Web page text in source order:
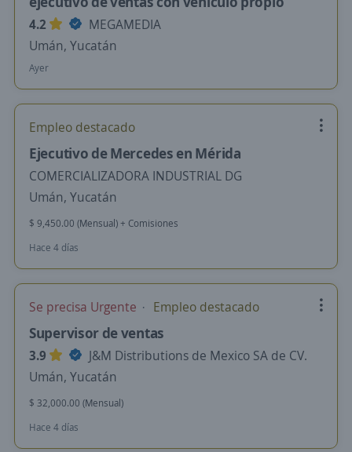
4.2
MEGAMEDIA
Umán, Yucatán
Ayer
Empleo destacado
Ejecutivo de Mercedes en Mérida
COMERCIALIZADORA INDUSTRIAL DG
Umán, Yucatán
$ 9,450.00 (Mensual) + Comisiones
Hace 4 días
Se precisa Urgente Empleo destacado
Supervisor de ventas
3.9
J&M Distributions de Mexico SA de CV.
Umán, Yucatán
$ 32,000.00 (Mensual)
Hace 4 días